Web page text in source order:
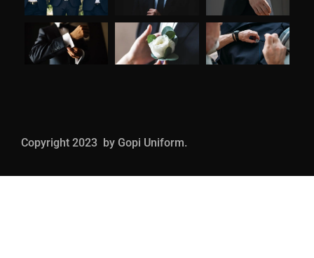
Copyright 2023 by Gopi Uniform.